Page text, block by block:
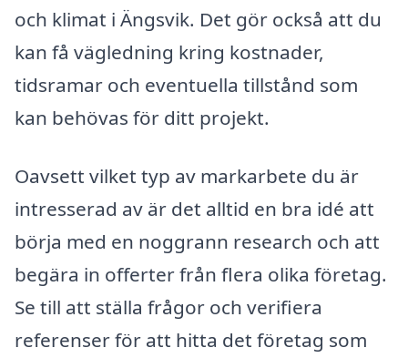
och klimat i Ängsvik. Det gör också att du
kan få vägledning kring kostnader,
tidsramar och eventuella tillstånd som
kan behövas för ditt projekt.
Oavsett vilket typ av markarbete du är
intresserad av är det alltid en bra idé att
börja med en noggrann research och att
begära in offerter från flera olika företag.
Se till att ställa frågor och verifiera
referenser för att hitta det företag som